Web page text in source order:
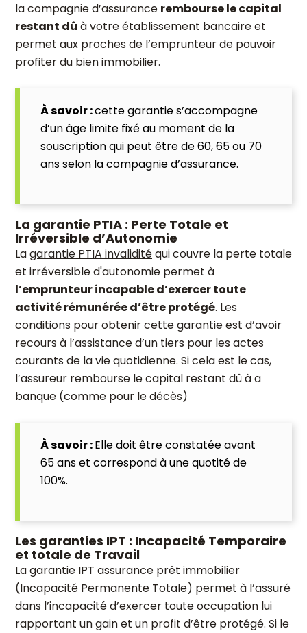
la compagnie d’assurance rembourse le capital
restant dû à votre établissement bancaire et
permet aux proches de l’emprunteur de pouvoir
profiter du bien immobilier.
À savoir :cette garantie s’accompagne
d’un âge limite fixé au moment de la
souscription qui peut être de 60, 65 ou 70
ans selon la compagnie d’assurance.
La garantie PTIA : Perte Totale et
Irréversible d’Autonomie
Lagarantie PTIA invaliditéqui couvre la perte totale
et irréversible d'autonomie permet à
l’emprunteur incapable d’exercer toute
activité rémunérée d’être protégé. Les
conditions pour obtenir cette garantie est d’avoir
recours à l’assistance d’un tiers pour les actes
courants de la vie quotidienne. Si cela est le cas,
l’assureur rembourse le capital restant dû à a
banque (comme pour le décès)
À savoir :Elle doit être constatée avant
65 ans et correspond à une quotité de
100%.
Les garanties IPT : Incapacité Temporaire
et totale de Travail
Lagarantie IPT assurance prêt immobilier
(Incapacité Permanente Totale) permet à l’assuré
dans l’incapacité d’exercer toute occupation lui
rapportant un gain et un profit d’être protégé. Si le